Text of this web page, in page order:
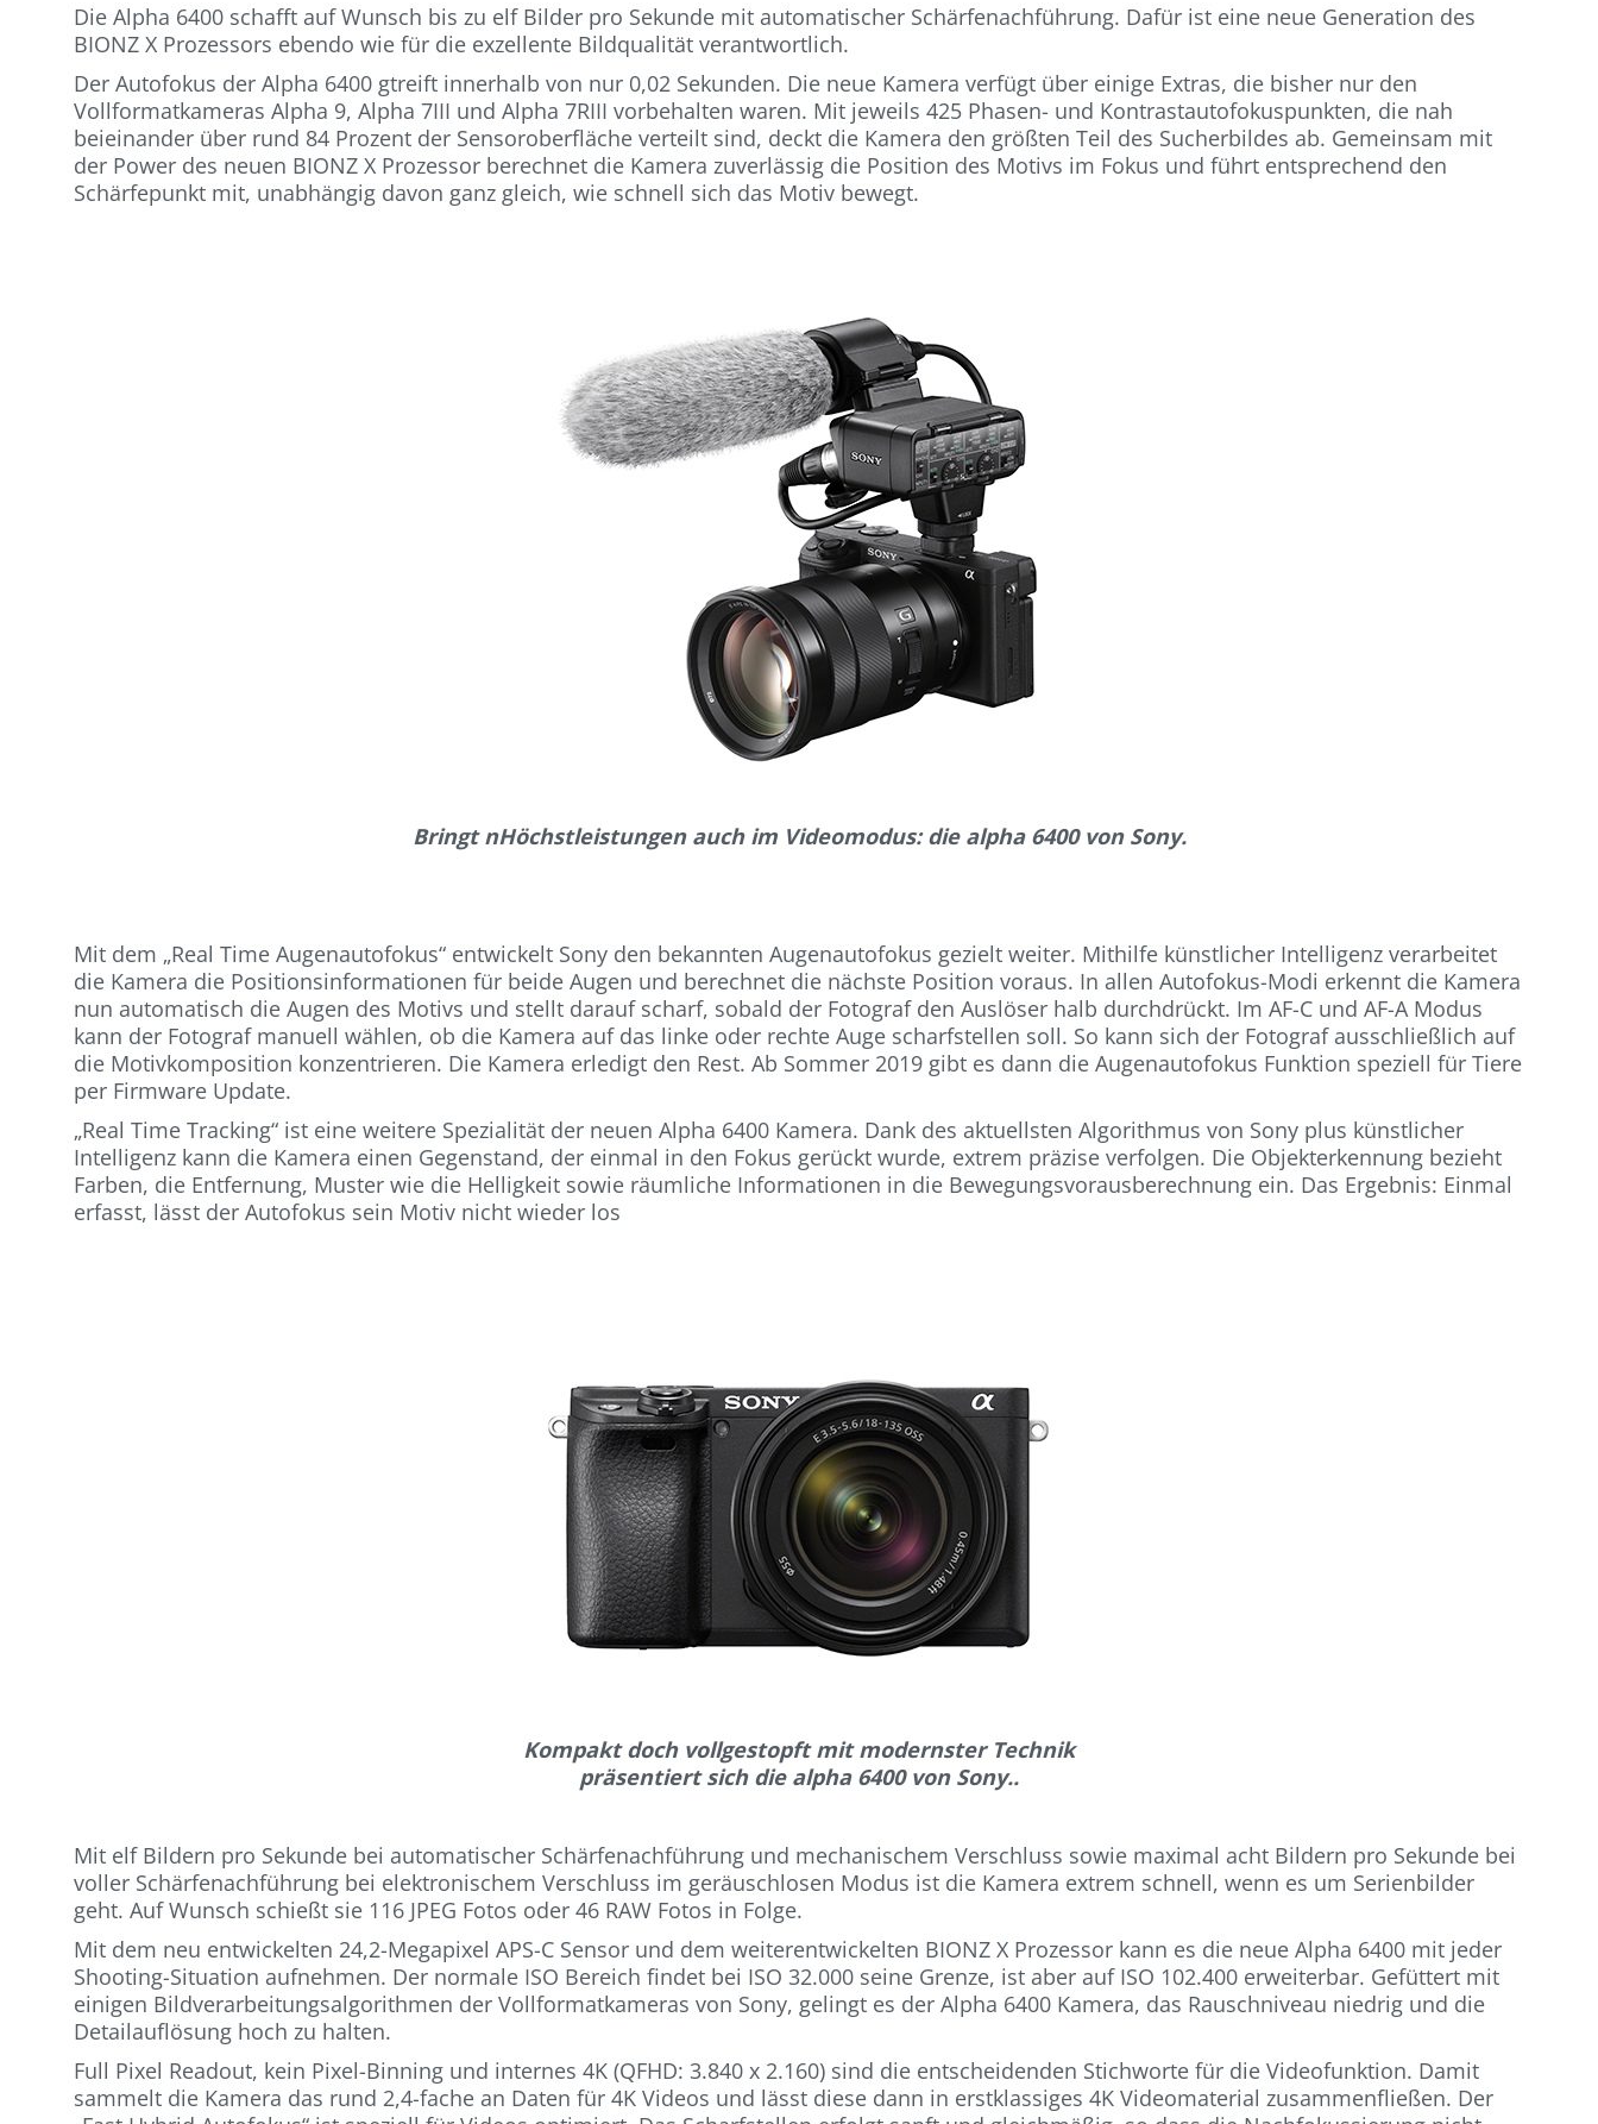
Die Alpha 6400 schafft auf Wunsch bis zu elf Bilder pro Sekunde mit automatischer Schärfenachführung. Dafür ist eine neue Generation des
BIONZ X Prozessors ebendo wie für die exzellente Bildqualität verantwortlich.
Der Autofokus der Alpha 6400 gtreift innerhalb von nur 0,02 Sekunden. Die neue Kamera verfügt über einige Extras, die bisher nur den
Vollformatkameras Alpha 9, Alpha 7III und Alpha 7RIII vorbehalten waren. Mit jeweils 425 Phasen- und Kontrastautofokuspunkten, die nah
beieinander über rund 84 Prozent der Sensoroberfläche verteilt sind, deckt die Kamera den größten Teil des Sucherbildes ab. Gemeinsam mit
der Power des neuen BIONZ X Prozessor berechnet die Kamera zuverlässig die Position des Motivs im Fokus und führt entsprechend den
Schärfepunkt mit, unabhängig davon ganz gleich, wie schnell sich das Motiv bewegt.
Bringt nHöchstleistungen auch im Videomodus: die alpha 6400 von Sony.
Mit dem „Real Time Augenautofokus“ entwickelt Sony den bekannten Augenautofokus gezielt weiter. Mithilfe künstlicher Intelligenz verarbeitet
die Kamera die Positionsinformationen für beide Augen und berechnet die nächste Position voraus. In allen Autofokus-Modi erkennt die Kamera
nun automatisch die Augen des Motivs und stellt darauf scharf, sobald der Fotograf den Auslöser halb durchdrückt. Im AF-C und AF-A Modus
kann der Fotograf manuell wählen, ob die Kamera auf das linke oder rechte Auge scharfstellen soll. So kann sich der Fotograf ausschließlich auf
die Motivkomposition konzentrieren. Die Kamera erledigt den Rest. Ab Sommer 2019 gibt es dann die Augenautofokus Funktion speziell für Tiere
per Firmware Update.
„Real Time Tracking“ ist eine weitere Spezialität der neuen Alpha 6400 Kamera. Dank des aktuellsten Algorithmus von Sony plus künstlicher
Intelligenz kann die Kamera einen Gegenstand, der einmal in den Fokus gerückt wurde, extrem präzise verfolgen. Die Objekterkennung bezieht
Farben, die Entfernung, Muster wie die Helligkeit sowie räumliche Informationen in die Bewegungsvorausberechnung ein. Das Ergebnis: Einmal
erfasst, lässt der Autofokus sein Motiv nicht wieder los
Kompakt doch vollgestopft mit modernster Technik
präsentiert sich die alpha 6400 von Sony..
Mit elf Bildern pro Sekunde bei automatischer Schärfenachführung und mechanischem Verschluss sowie maximal acht Bildern pro Sekunde bei
voller Schärfenachführung bei elektronischem Verschluss im geräuschlosen Modus ist die Kamera extrem schnell, wenn es um Serienbilder
geht. Auf Wunsch schießt sie 116 JPEG Fotos oder 46 RAW Fotos in Folge.
Mit dem neu entwickelten 24,2-Megapixel APS-C Sensor und dem weiterentwickelten BIONZ X Prozessor kann es die neue Alpha 6400 mit jeder
Shooting-Situation aufnehmen. Der normale ISO Bereich findet bei ISO 32.000 seine Grenze, ist aber auf ISO 102.400 erweiterbar. Gefüttert mit
einigen Bildverarbeitungsalgorithmen der Vollformatkameras von Sony, gelingt es der Alpha 6400 Kamera, das Rauschniveau niedrig und die
Detailauflösung hoch zu halten.
Full Pixel Readout, kein Pixel-Binning und internes 4K (QFHD: 3.840 x 2.160) sind die entscheidenden Stichworte für die Videofunktion. Damit
sammelt die Kamera das rund 2,4-fache an Daten für 4K Videos und lässt diese dann in erstklassiges 4K Videomaterial zusammenfließen. Der